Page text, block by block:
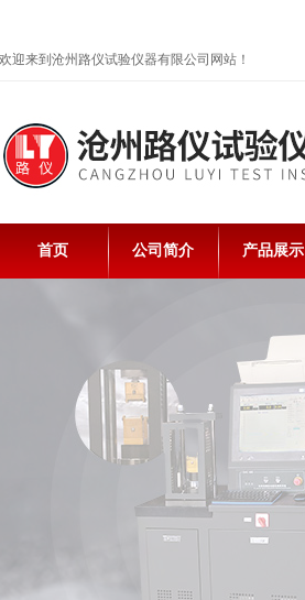
欢迎来到沧州路仪试验仪器有限公司网站！
首页 公司简介 产品展示